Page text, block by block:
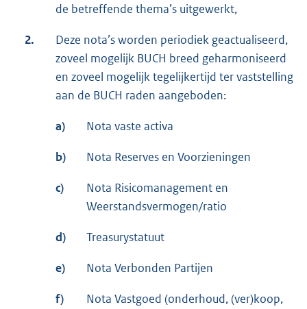
de betreffende thema’s uitgewerkt,
2.
Deze nota’s worden periodiek geactualiseerd,
zoveel mogelijk BUCH breed geharmoniseerd
en zoveel mogelijk tegelijkertijd ter vaststelling
aan de BUCH raden aangeboden:
a) Nota vaste activa
b) Nota Reserves en Voorzieningen
c)
Nota Risicomanagement en
Weerstandsvermogen/ratio
d) Treasurystatuut
e) Nota Verbonden Partijen
f)
Nota Vastgoed (onderhoud, (ver)koop,